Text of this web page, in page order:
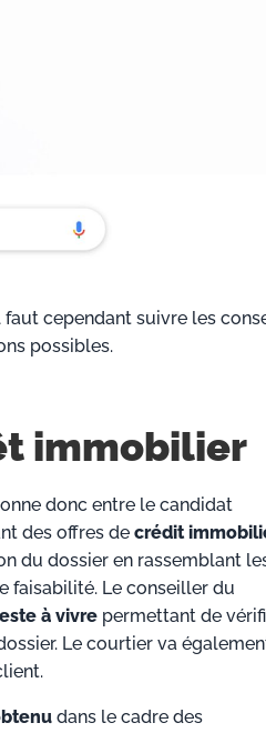
cependant suivre les
possibles.
immobilier
donc entre le candidat
des offres de crédit
du dossier en rassemblant
faisabilité. Le conseiller du
à vivre permettant de
Le courtier va
dans le cadre des